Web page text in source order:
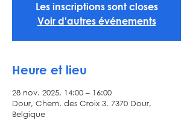
Les inscriptions sont closes
Voir d'autres événements
Heure et lieu
28 nov. 2025, 14:00 – 16:00
Dour, Chem. des Croix 3, 7370 Dour,
Belgique